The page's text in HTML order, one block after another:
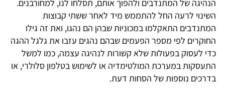
הנהיגה של המתנדבים ולהפוך אותם, תסלחו לנו, למחורבנים.
השינוי לרעה החל להתממש מיד לאחר ששתי קבוצות
המתנדבים התאקלמו במכוניות שבהן הם נהגו, ואת זה גילו
החוקרים לפי מספר הפעמים שבהם נהגים עזבו את גלגל ההגה
כדי לעסוק בפעולות שלא קשורות לנהיגה עצמה, כמו למשל
התעסקות במערכת המולטימדיה או לשימוש בטלפון סלולרי, או
בדרכים נוספות של הסחות דעת.